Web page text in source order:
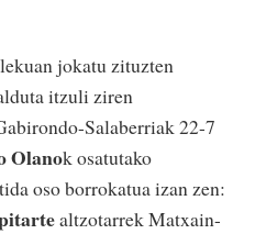
jokatu zituzten
itzuli ziren
Salaberriak 22-7
Olanok osatutako
oso borrokatua izan zen:
altzotarrek Matxain-